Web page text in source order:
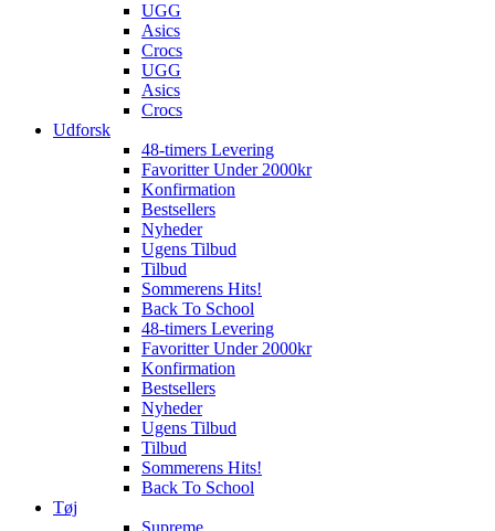
UGG
Asics
Crocs
UGG
Asics
Crocs
Udforsk
48-timers Levering
Favoritter Under 2000kr
Konfirmation
Bestsellers
Nyheder
Ugens Tilbud
Tilbud
Sommerens Hits!
Back To School
48-timers Levering
Favoritter Under 2000kr
Konfirmation
Bestsellers
Nyheder
Ugens Tilbud
Tilbud
Sommerens Hits!
Back To School
Tøj
Supreme